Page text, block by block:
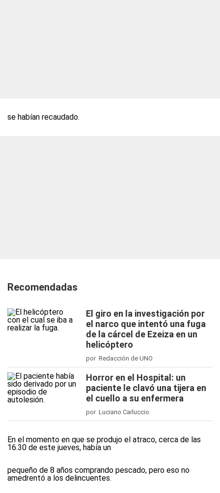
se habían recaudado.
Recomendadas
El giro en la investigación por
el narco que intentó una fuga
de la cárcel de Ezeiza en un
helicóptero
por Redacción de UNO
Horror en el Hospital: un
paciente le clavó una tijera en
el cuello a su enfermera
por Luciano Carluccio
En el momento en que se produjo el atraco, cerca de las
16.30 de este jueves, había un
pequeño de 8 años comprando pescado, pero eso no
amedrentó a los delincuentes.